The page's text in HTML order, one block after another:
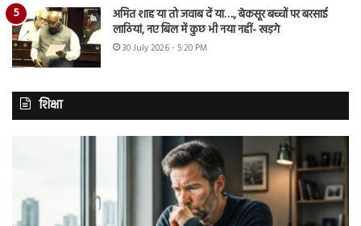
अमित शाह या तो जवाब दें या…., बेकसूर बच्चों पर बरसाई
लाठियां, नए बिल में कुछ भी नया नहीं- खड़गे
30 July 2026 - 5:20 PM
शिक्षा